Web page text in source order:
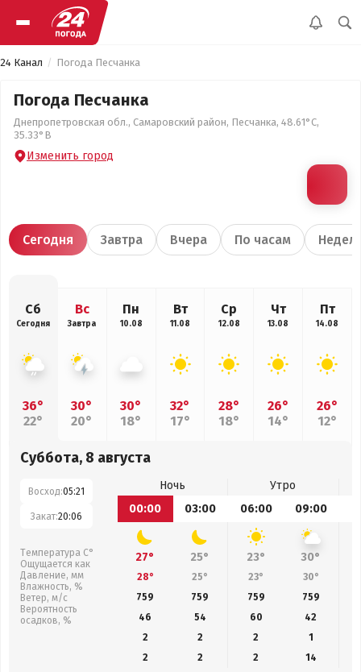
24 Канал Погода Песчанка
Погода Песчанка
Днепропетровская обл., Самаровский район, Песчанка, 48.61°С,
35.33°В
Изменить город
Сегодня Завтра Вчера По часам
Сб
Сегодня
36°
22°
Вс
Завтра
30°
20°
Пн
10.08
30°
18°
Вт
11.08
32°
17°
Ср
12.08
28°
18°
Чт
13.08
26°
14°
Пт
14.08
26°
12°
Суббота, 8 августа
Восход:05:21
Закат:20:06
Температура С°
Ощущается как
Давление, мм
Влажность, %
Ветер, м/с
Вероятность
осадков, %
Ночь
Утро
00:00
03:00 06:00 09:00
27° 25° 23° 30°
28° 25° 23° 30°
759
759 759 759
46
54 60
42
2
2 2
1
2
2 2 14